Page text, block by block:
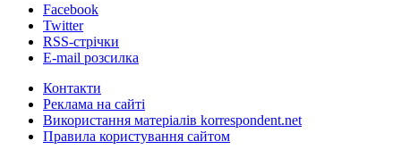
Facebook
Twitter
RSS-стрічки
E-mail розсилка
Контакти
Реклама на сайті
Використання матеріалів korrespondent.net
Правила користування сайтом